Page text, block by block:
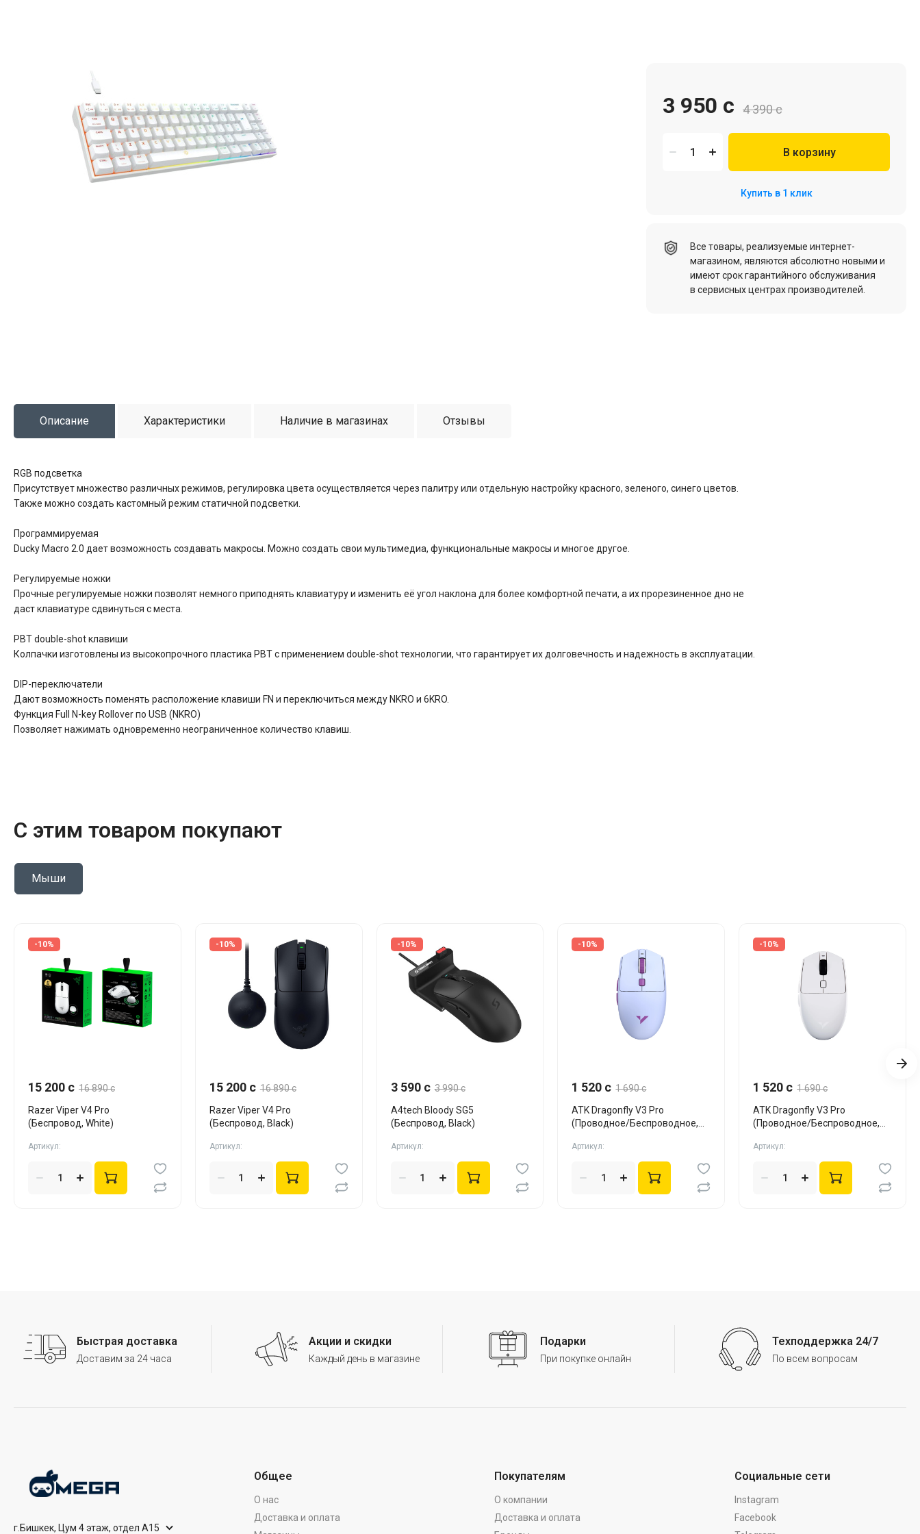
Наушники
Колонки Цифровые товары (Подписки PSN, Xbox, Steam, ПК)
4 390 c
3 950 c
В корзину
Купить в 1 клик
Все товары, реализуемые интернет-
магазином, являются абсолютно новыми и
имеют срок гарантийного обслуживания
в сервисных центрах производителей.
Описание Характеристики Наличие в магазинах Отзывы
RGB подсветка
Присутствует множество различных режимов, регулировка цвета осуществляется через палитру или отдельную настройку красного, зеленого, синего цветов.
Также можно создать кастомный режим статичной подсветки.
Программируемая
Ducky Macro 2.0 дает возможность создавать макросы. Можно создать свои мультимедиа, функциональные макросы и многое другое.
Регулируемые ножки
Прочные регулируемые ножки позволят немного приподнять клавиатуру и изменить её угол наклона для более комфортной печати, а их прорезиненное дно не
даст клавиатуре сдвинуться с места.
PBT double-shot клавиши
Колпачки изготовлены из высокопрочного пластика PBT с применением double-shot технологии, что гарантирует их долговечность и надежность в эксплуатации.
DIP-переключатели
Дают возможность поменять расположение клавиши FN и переключиться между NKRO и 6KRO.
Функция Full N-key Rollover по USB (NKRO)
Позволяет нажимать одновременно неограниченное количество клавиш.
С этим товаром покупают
Мыши
-10%
15 200 c 16 890 c
Razer Viper V4 Pro
(Беспровод, White)
Артикул:
-10%
15 200 c 16 890 c
Razer Viper V4 Pro
(Беспровод, Black)
Артикул:
-10%
3 590 c 3 990 c
A4tech Bloody SG5
(Беспровод, Black)
Артикул:
-10%
1 520 c 1 690 c
ATK Dragonfly V3 Pro
(Проводное/Беспроводное,
Артикул:
-10%
1 520 c 1 690 c
ATK Dragonfly V3 Pro
(Проводное/Беспроводное,
Артикул:
Быстрая доставка
Доставим за 24 часа
Акции и скидки
Каждый день в магазине
Подарки
При покупке онлайн
Техподдержка 24/7
По всем вопросам
г.Бишкек, Цум 4 этаж, отдел А15
Общее
О нас
Доставка и оплата
Покупателям
О компании
Доставка и оплата
Социальные сети
Instagram
Facebook